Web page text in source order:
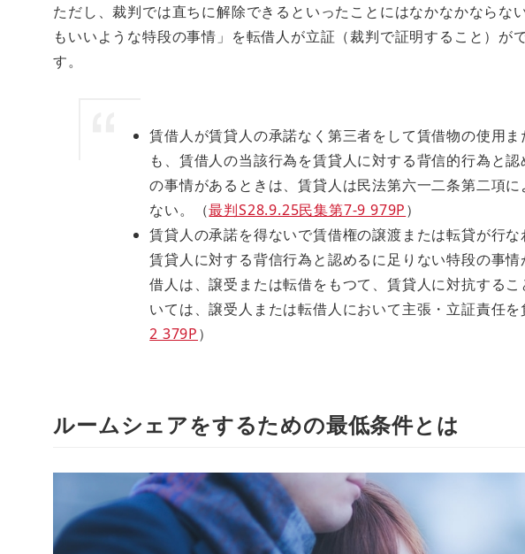
ただし、裁判では直ちに解除できるといったことにはなかなかならな
もいいような特段の事情」を転借人が立証（裁判で証明すること）が
す。
賃借人が賃貸人の承諾なく第三者をして賃借物の使用
も、賃借人の当該行為を賃貸人に対する背信的行為と
の事情があるときは、賃貸人は民法第六一二条第二項
ない。（最判S28.9.25民集第7-9 979P）
賃貸人の承諾を得ないで賃借権の譲渡または転貸が行
賃貸人に対する背信行為と認めるに足りない特段の事
借人は、譲受または転借をもつて、賃貸人に対抗する
いては、譲受人または転借人において主張・立証責任
2 379P）
ルームシェアをするための最低条件とは